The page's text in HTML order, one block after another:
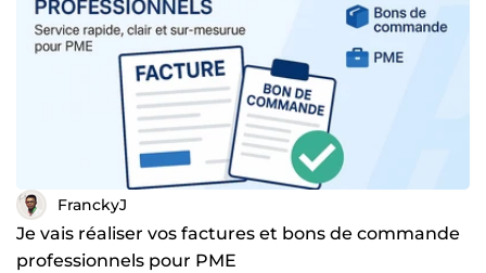
FranckyJ
Je vais réaliser vos factures et bons de commande
professionnels pour PME